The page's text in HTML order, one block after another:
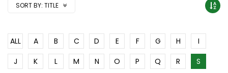
SORT BY: TITLE
ALL A B C D E F G H
I
J
K L M N O P Q R
S